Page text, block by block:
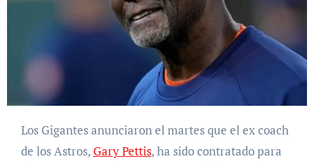
Los Gigantes anunciaron el martes que el ex coach
de los Astros, Gary Pettis, ha sido contratado para